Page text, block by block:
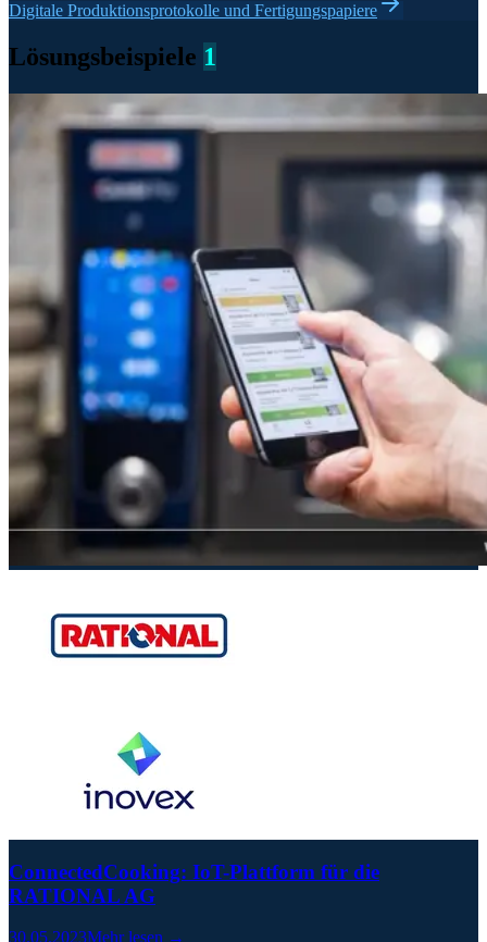
Digitale Produktionsprotokolle und Fertigungspapiere
Lösungsbeispiele 1
ConnectedCooking: IoT-Plattform für die
RATIONAL AG
30.05.2023Mehr lesen →